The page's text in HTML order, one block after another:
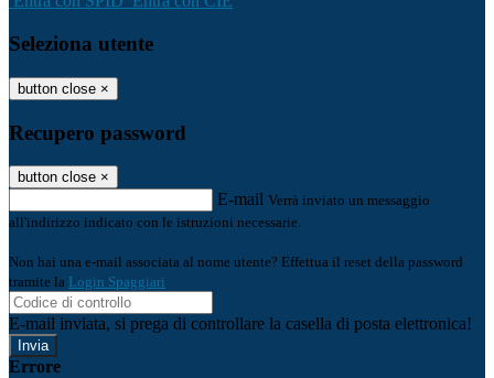
Seleziona utente
button close ×
Recupero password
button close ×
E-mail Verrà inviato un messaggio
all'indirizzo indicato con le istruzioni necessarie.
Non hai una e-mail associata al nome utente? Effettua il reset della password
tramite la Login Spaggiari
E-mail inviata, si prega di controllare la casella di posta elettronica!
Errore